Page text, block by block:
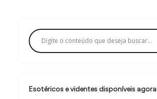
ç
ã
d
Esotéricos e videntes disponíveis agora